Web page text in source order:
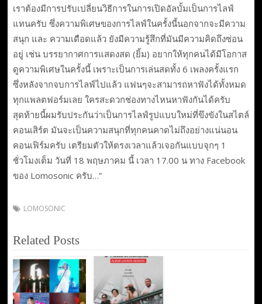
เราต้องมีการปรับเปลี่ยนวิธีการในการเปิดอัลบั้มเป็นการไลฟ์
แทนครับ ซึ่งความพิเศษของการไลฟ์ในครั้งนี้นอกจากจะมีความ
สนุก และ ความเดือดแล้ว ยังมีความรู้สึกที่มันมีความคิดถึงซ่อน
อยู่ เช่น บรรยากาศการแสดงสด (ยิ้ม) อยากให้ทุกคนได้มีโอกาส
ดูความพิเศษในครั้งนี้ เพราะเป็นการเล่นสดทั้ง 6 เพลงครั้งแรก
ซึ่งหลังจากจบการไลฟ์ไปแล้ว แฟนๆจะสามารถหาฟังได้ทั้งหมด
ทุกแพลตฟอร์มเลย ใครสะดวกช่องทางไหนหาฟังกันได้ครับ
สุดท้ายนี้ผมรับประกันว่าเป็นการไลฟ์รูปแบบใหม่ที่ขึงขังในสไตล์
คอนเสิร์ต มันจะเป็นความสนุกที่ทุกคนคาดไม่ถึงอย่างแน่นอน
คอนเฟิร์มครับ เตรียมตัวให้ตรงเวลาแล้วเจอกันแบบจุกๆ 1
ชั่วโมงเต็ม วันที่ 18 พฤษภาคม นี้ เวลา 17.00 น ทาง Facebook
ของ Lomosonic ครับ…”
LOMOSONIC
Related Posts